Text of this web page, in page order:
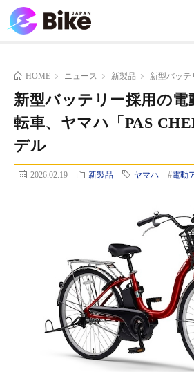
HOME ニュース 新製品 新型バッテ
新型バッテリー採用の電
転車、ヤマハ「PAS
デル
2026.02.19 新製品 ヤマハ #電動